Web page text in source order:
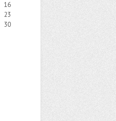
16
23
30